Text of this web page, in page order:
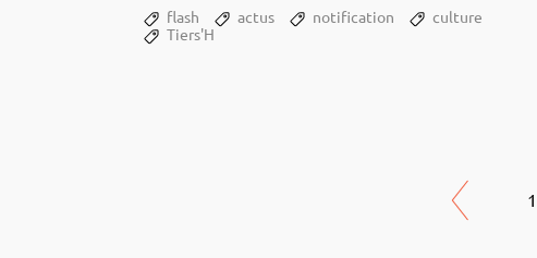
année, de nombreuses initia­tives
voient le...
flash actus notification
culture
Tiers'H
1